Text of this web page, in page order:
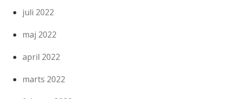
juli 2022
maj 2022
april 2022
marts 2022